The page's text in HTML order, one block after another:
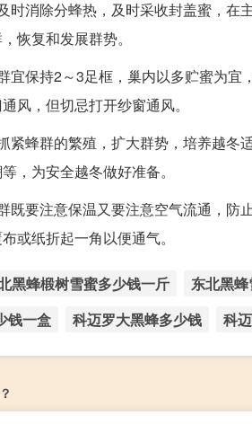
时消除分蜂热，及时采收封盖蜜，
恢复和发展群势。
宜保持2～3足框，巢内以多贮蜜为
风，但切忌打开纱窗通风。
紧蜂群的繁殖，扩大群势，培养越
，为安全越冬做好准备。
既要注意保温又要注意空气流通，
或纸折起一角以便通气。
黑蜂椴树雪蜜多少钱一斤 东北黑
钱一盒
科迈罗大黑蜂多少钱 科